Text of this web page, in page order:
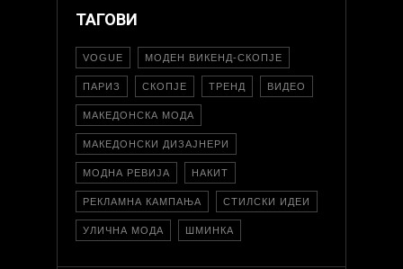
ТАГОВИ
VOGUE МОДЕН ВИКЕНД-СКОПЈЕ
ПАРИЗ СКОПЈЕ ТРЕНД ВИДЕО
МАКЕДОНСКА МОДА
МАКЕДОНСКИ ДИЗАЈНЕРИ
МОДНА РЕВИЈА НАКИТ
РЕКЛАМНА КАМПАЊА СТИЛСКИ ИДЕИ
УЛИЧНА МОДА ШМИНКА